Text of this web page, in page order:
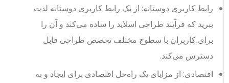
رابط کاربری دوستانه: از یک رابط کاربری دوستانه لذت
ببرید که فرآیند طراحی اسلاید را ساده می‌کند و آن را
برای کاربران با سطوح مختلف تخصص طراحی قابل
دسترس می‌کند.
اقتصادی: از مزایای یک راه‌حل اقتصادی برای ایجاد و به